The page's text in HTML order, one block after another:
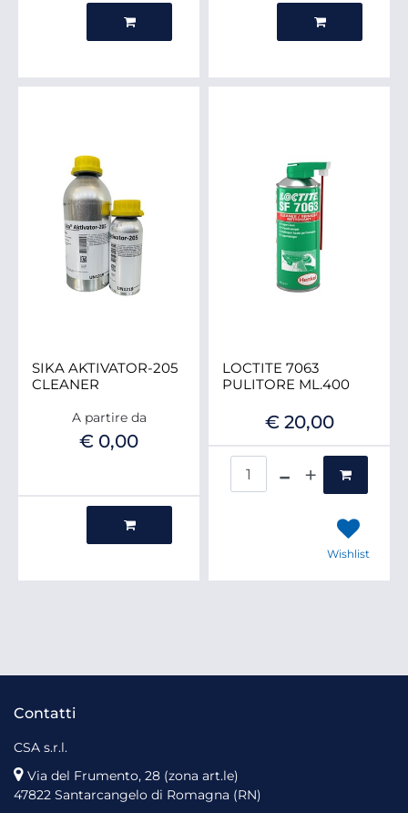
SIKA AKTIVATOR-205
CLEANER
A partire da
€ 0,00
LOCTITE 7063
PULITORE ML.400
€ 20,00
Wishlist
Contatti
CSA s.r.l.
Via del Frumento, 28 (zona art.le)
47822 Santarcangelo di Romagna (RN)